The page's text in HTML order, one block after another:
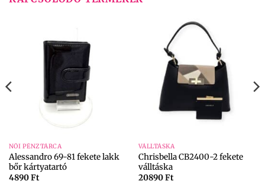
NŐI PÉNZTÁRCA
Alessandro 69-81 fekete lakk
bőr kártyatartó
4890Ft
VÁLLTÁSKA
Chrisbella CB2400-2 fekete
válltáska
20890Ft